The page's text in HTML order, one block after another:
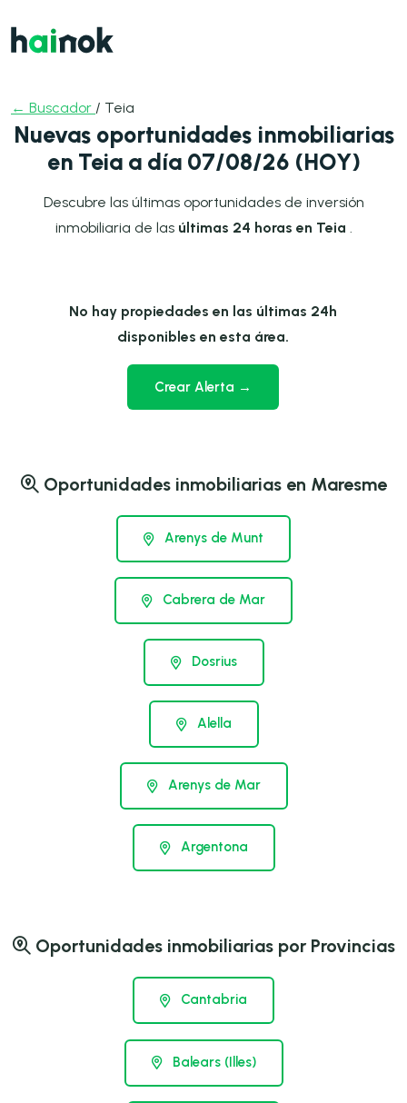
← Buscador / Teia
Nuevas oportunidades inmobiliarias
en Teia a día 07/08/26 (HOY)
Descubre las últimas oportunidades de inversión
inmobiliaria de las últimas 24 horas en Teia
No hay propiedades en las últimas 24h
disponibles en esta área.
Crear Alerta →
Oportunidades inmobiliarias en Maresme
Arenys de Munt
Cabrera de Mar
Dosrius
Alella
Arenys de Mar
Argentona
Oportunidades inmobiliarias por Provincias
Cantabria
Balears (Illes)